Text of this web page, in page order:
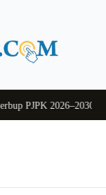
2026–2030Dukung